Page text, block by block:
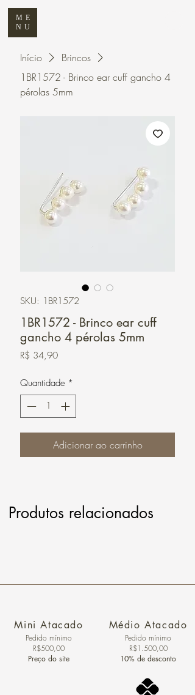
ME
NU
Início
Brincos
1BR1572 - Brinco ear cuff gancho 4
pérolas 5mm
SKU: 1BR1572
1BR1572 - Brinco ear cuff
gancho 4 pérolas 5mm
R$ 34,90Preço
Quantidade *
Adicionar ao carrinho
Produtos relacionados
Mini Atacado
Pedido ​mínimo
R$500,00
Preço do site
Médio Atacado
Pedido mínimo
R$1.500,00
10% de desconto